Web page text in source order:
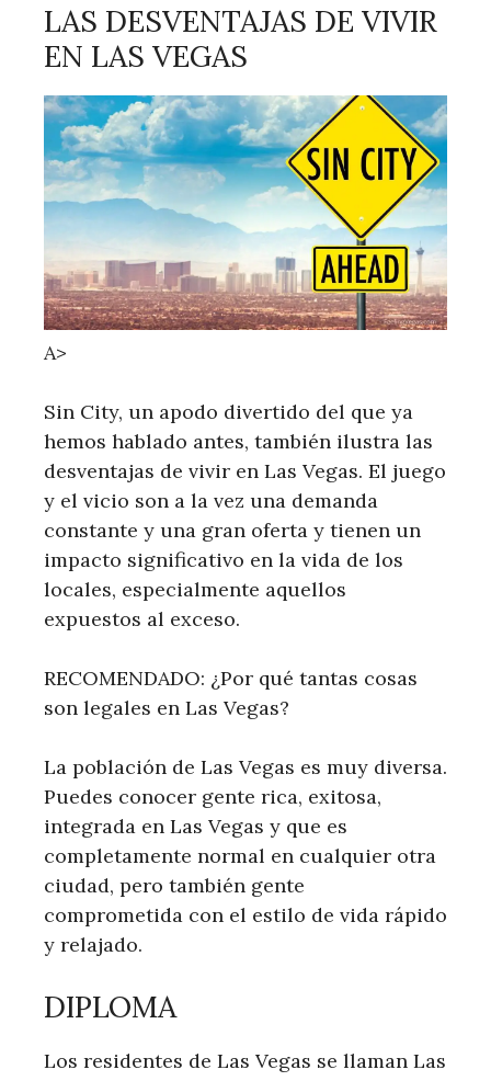
LAS DESVENTAJAS DE VIVIR
EN LAS VEGAS
A>
Sin City, un apodo divertido del que ya
hemos hablado antes, también ilustra las
desventajas de vivir en Las Vegas. El juego
y el vicio son a la vez una demanda
constante y una gran oferta y tienen un
impacto significativo en la vida de los
locales, especialmente aquellos
expuestos al exceso.
RECOMENDADO: ¿Por qué tantas cosas
son legales en Las Vegas?
La población de Las Vegas es muy diversa.
Puedes conocer gente rica, exitosa,
integrada en Las Vegas y que es
completamente normal en cualquier otra
ciudad, pero también gente
comprometida con el estilo de vida rápido
y relajado.
DIPLOMA
Los residentes de Las Vegas se llaman Las